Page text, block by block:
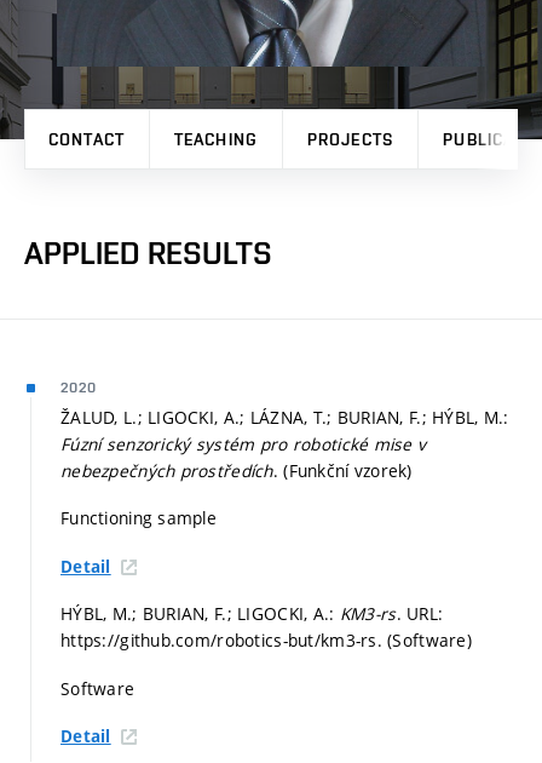
CONTACT TEACHING PROJECTS
APPLIED RESULTS
2020
ŽALUD, L.; LIGOCKI, A.; LÁZNA, T.; BURIAN, F.; HÝBL, M.:
Fúzní senzorický systém pro robotické mise v
nebezpečných prostředích. (Funkční vzorek)
Functioning sample
Detail
HÝBL, M.; BURIAN, F.; LIGOCKI, A.: KM3-rs. URL:
https://github.com/robotics-but/km3-rs. (Software)
Software
Detail